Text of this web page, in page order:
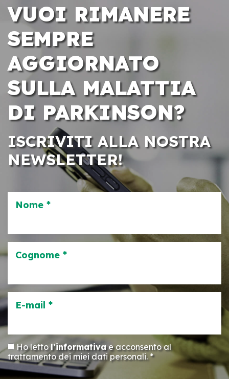
VUOI RIMANERE
SEMPRE
AGGIORNATO
SULLA MALATTIA
DI PARKINSON?
ISCRIVITI ALLA NOSTRA
NEWSLETTER!
Nome *
Cognome *
E-mail *
Ho lettol’informativae acconsento al
trattamento dei miei dati personali. *